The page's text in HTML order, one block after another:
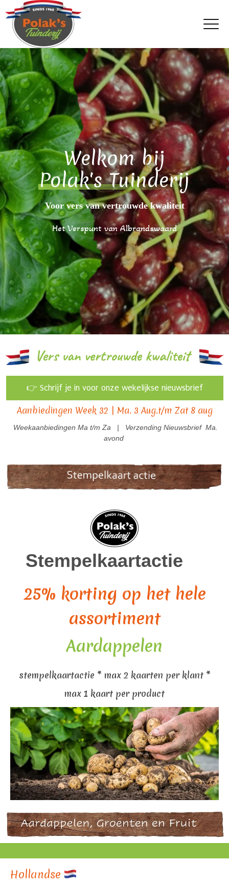
Welkom bij
Polak's Tuinderij
Voor vers van vertrouwde kwaliteit
Het Verspunt van Albrandswaard
👉 Schrijf je in voor onze wekelijkse nieuwsbrief
Aanbiedingen Week 32 | Ma. 3 Aug.t/m Zat 8 aug
Weekaanbiedingen Ma t/m Za | Verzending Nieuwsbrief Ma.
avond
Stempelkaartactie
25% korting op het hele
assortiment
Aardappelen
stempelkaartactie * max 2 kaarten per klant *
max 1 kaart per product
Hollandse